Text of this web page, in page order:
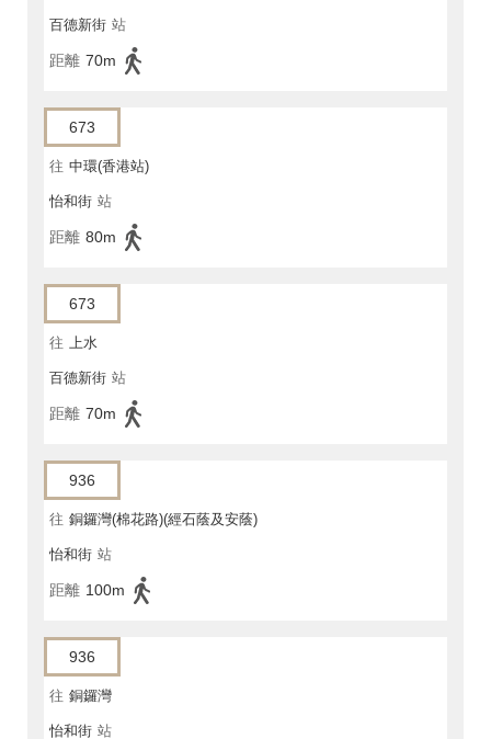
百德新街 站
距離 70m
673
往 中環(香港站)
怡和街 站
距離 80m
673
往 上水
百德新街 站
距離 70m
936
往 銅鑼灣(棉花路)(經石蔭及安蔭)
怡和街 站
距離 100m
936
往 銅鑼灣
怡和街 站